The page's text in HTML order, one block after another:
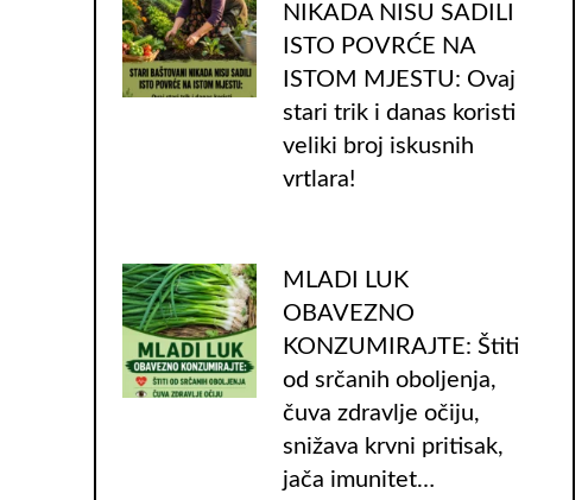
NIKADA NISU SADILI
ISTO POVRĆE NA
ISTOM MJESTU: Ovaj
stari trik i danas koristi
veliki broj iskusnih
vrtlara!
MLADI LUK
OBAVEZNO
KONZUMIRAJTE: Štiti
od srčanih oboljenja,
čuva zdravlje očiju,
snižava krvni pritisak,
jača imunitet…